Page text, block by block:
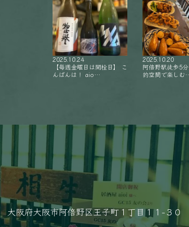
2025.10.24
【毎週金曜日は開栓日】 こ
んばんは！ aio…
2025.10.20
阿倍野駅徒歩5
的空間で楽しむ
大阪府大阪市阿倍野区王子町１丁目１１−３０